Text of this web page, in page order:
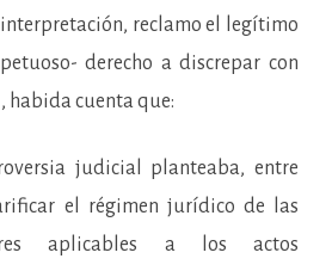
reclamo el legítimo
derecho a discrepar con
cuenta que:
judicial planteaba, entre
el régimen jurídico de las
aplicables a los actos